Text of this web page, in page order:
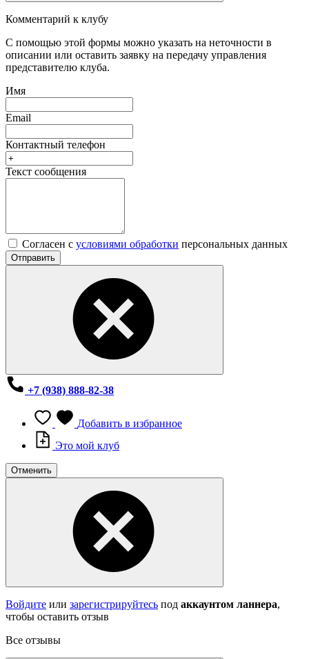
Комментарий к клубу
С помощью этой формы можно указать на неточности в
описании или оставить заявку на передачу управления
представителю клуба.
Имя
Email
Контактный телефон
Текст сообщения
Согласен с условиями обработки персональных данных
Отправить
+7 (938) 888-82-38
Добавить в избранное
Это мой клуб
Отменить
Войдите или зарегистрируйтесь под аккаунтом ланнера,
чтобы оставить отзыв
Все отзывы